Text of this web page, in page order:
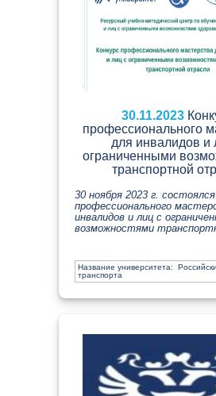
30.11.2023
профессионального
для инвалидов и
ограниченными
транспортной
30 ноября 2023 г.
профессионального
инвалидов и лиц с
возможностями
Название университета:
транспорта